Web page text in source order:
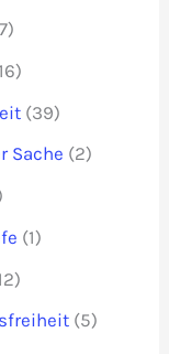
(39)
Sache (2)
(1)
(5)